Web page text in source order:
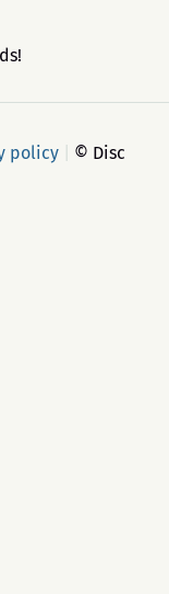
policy
© Disc